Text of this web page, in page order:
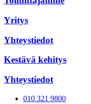
Yritys
Yhteystiedot
Kestävä kehitys
Yhteystiedot
010 321 9800